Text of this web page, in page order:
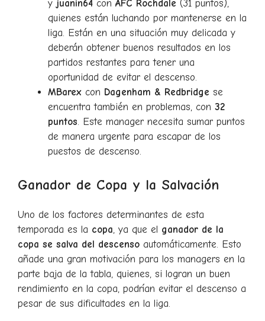
y juanin64 con AFC Rochdale (31 puntos),
quienes están luchando por mantenerse en la
liga. Están en una situación muy delicada y
deberán obtener buenos resultados en los
partidos restantes para tener una
oportunidad de evitar el descenso.
MBarex con Dagenham & Redbridge se
encuentra también en problemas, con 32
puntos. Este manager necesita sumar puntos
de manera urgente para escapar de los
puestos de descenso.
Ganador de Copa y la Salvación
Uno de los factores determinantes de esta
temporada es la copa, ya que el ganador de la
copa se salva del descenso automáticamente. Esto
añade una gran motivación para los managers en la
parte baja de la tabla, quienes, si logran un buen
rendimiento en la copa, podrían evitar el descenso a
pesar de sus dificultades en la liga.